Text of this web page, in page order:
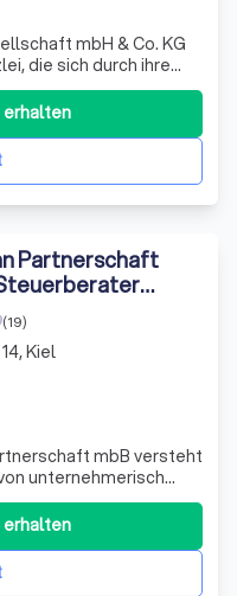
mbH & Co. KG
die sich durch ihre
Ansatz auszeichnet.
Branche, bieten wir
und individuelle
Partnerschaft
(19)
mbB versteht
unternehmerisch
aller
Verwurzelung hier in
den gesamten
Kiel